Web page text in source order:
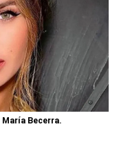
María Becerra.